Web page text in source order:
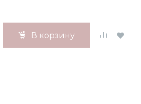
В корзину